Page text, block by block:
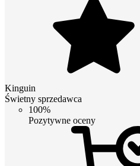
Kinguin
Świetny sprzedawca
100%
Pozytywne oceny